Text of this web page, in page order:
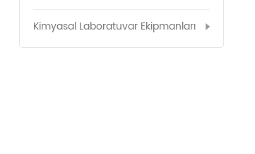
Kimyasal Laboratuvar Ekipmanları